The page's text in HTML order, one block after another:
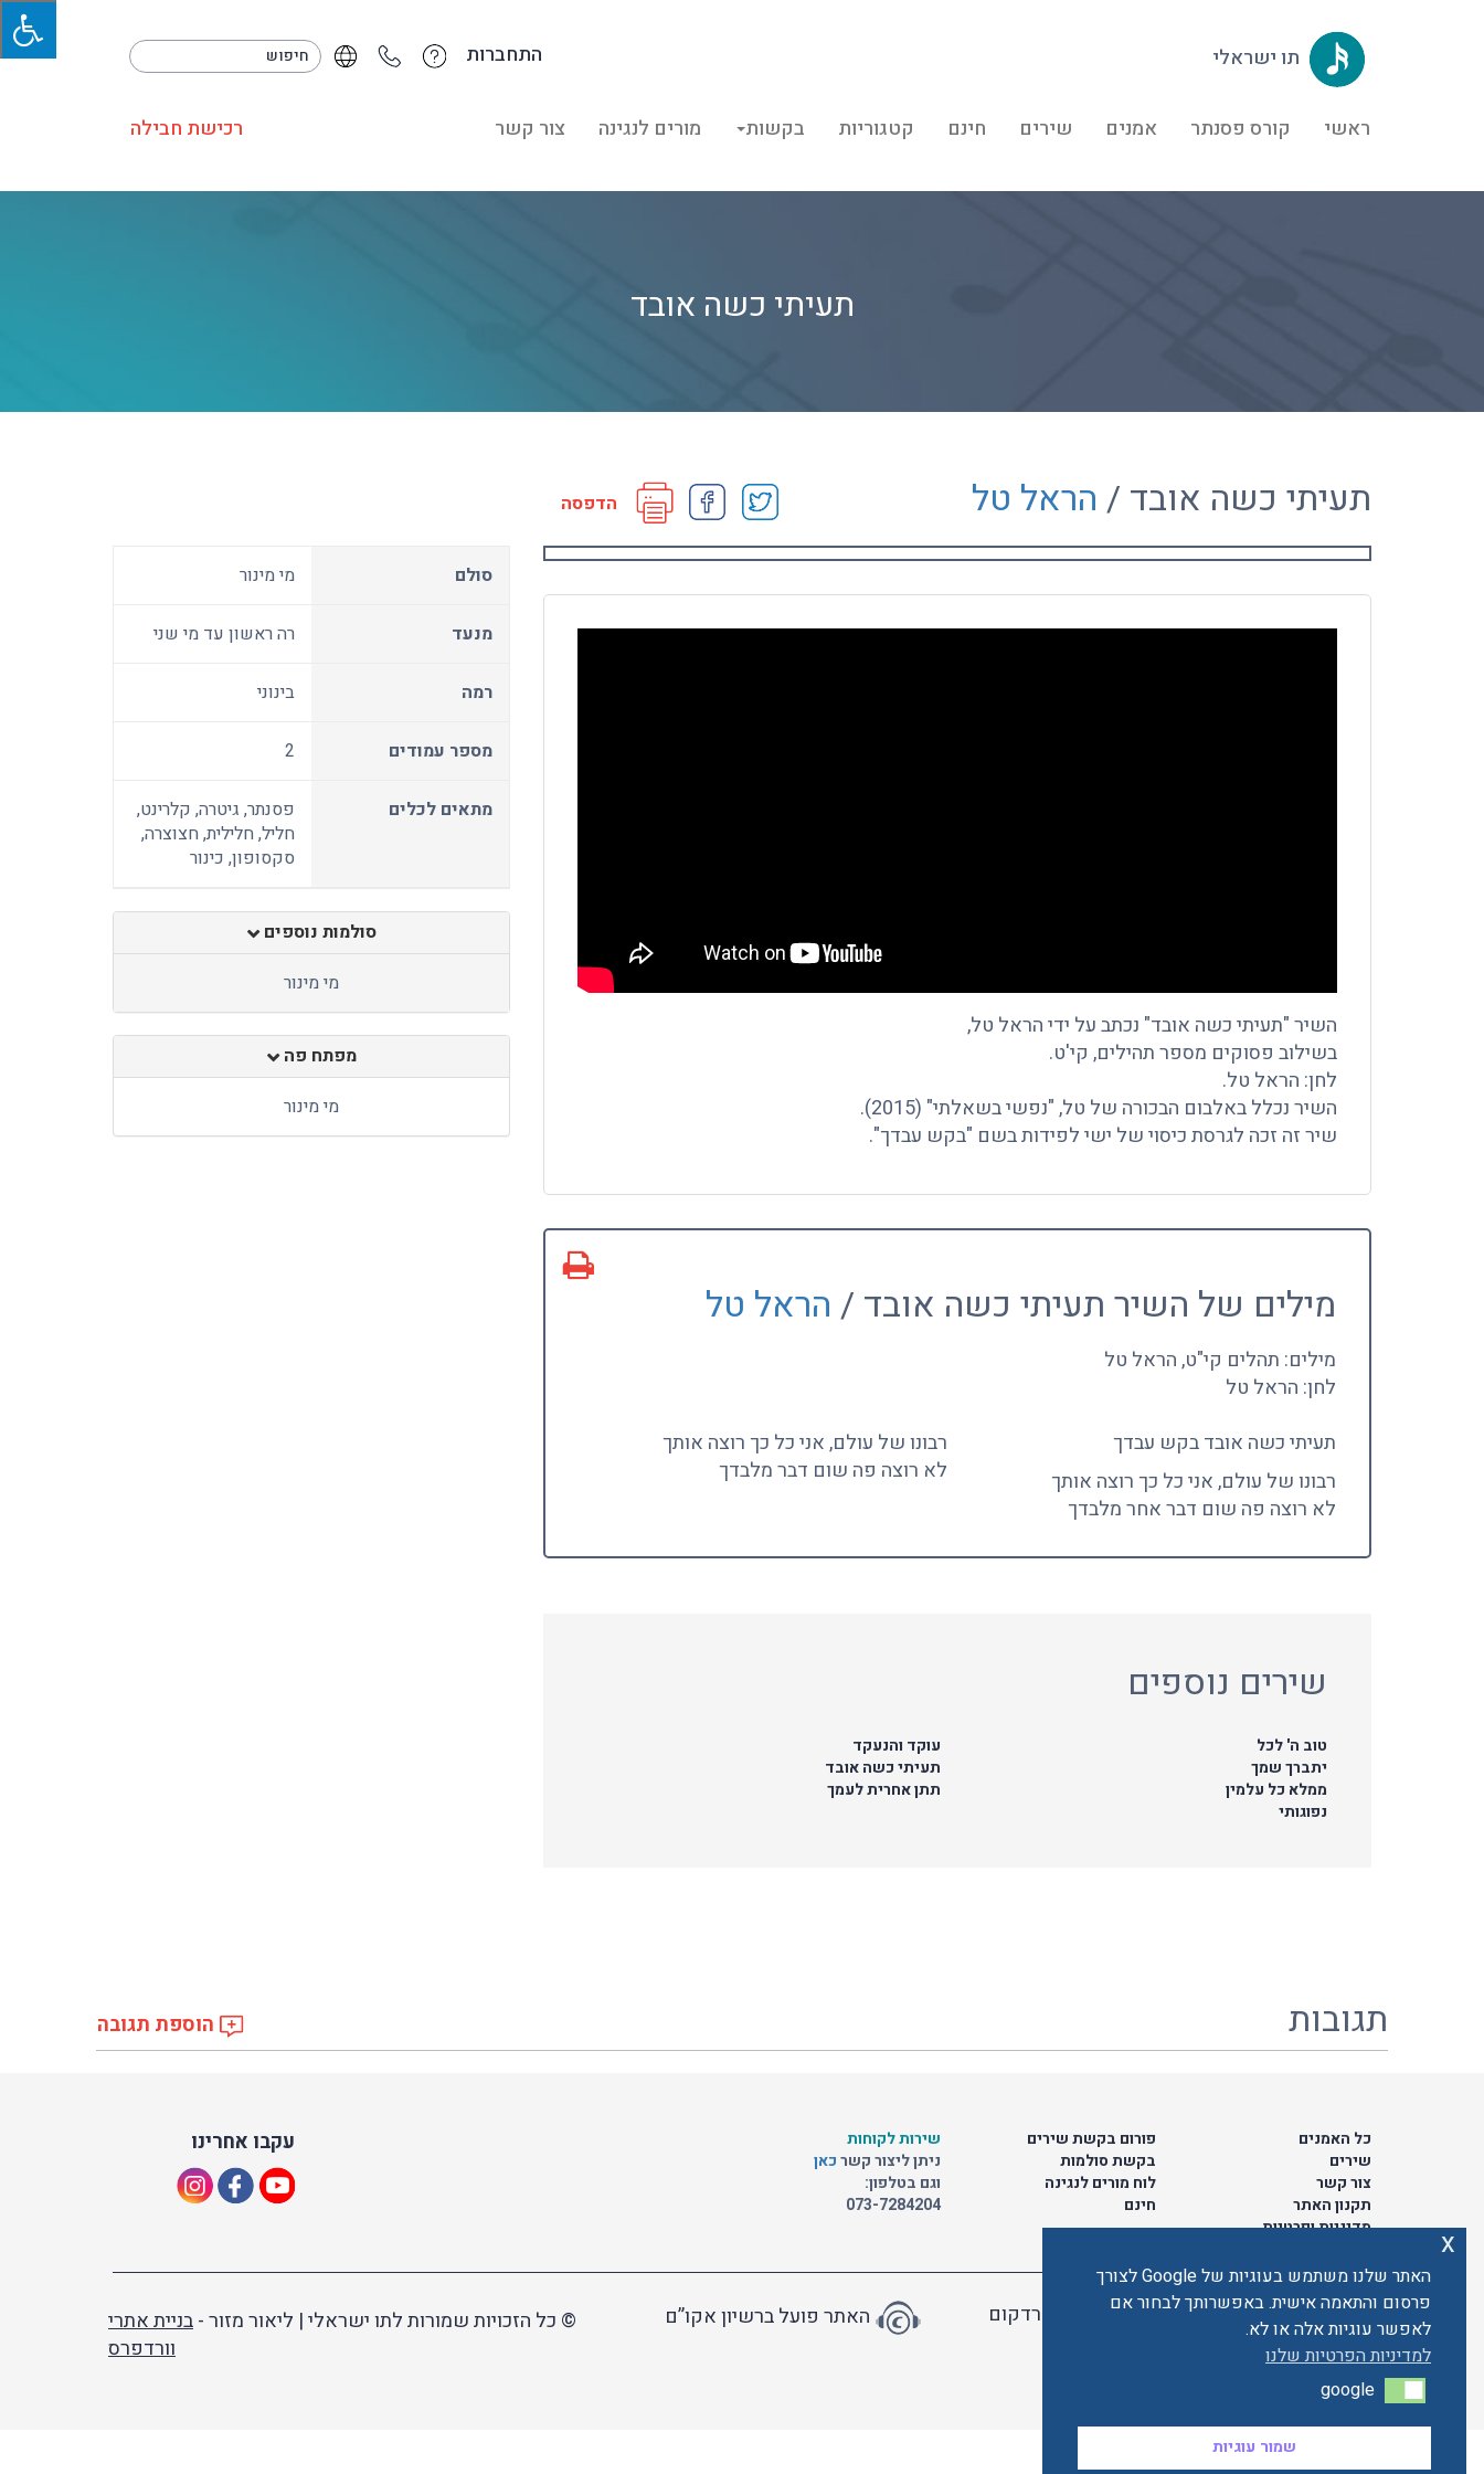
התחברות תו ישראלי
ראשי קורס פסנתר אמנים שירים חינם קטגוריות בקשות מורים לנגינה צור קשר רכישת חבילה
תעיתי כשה אובד
תעיתי כשה אובד / הראל טל הדפסה
סולם מי מינור
מנעד רה ראשון עד מי שני
רמה בינוני
מספר עמודים 2
מתאים לכלים
פסנתר, גיטרה, קלרינט,
חליל, חלילית, חצוצרה,
סקסופון, כינור
סולמות נוספים
מי מינור
מפתח פה
מי מינור
השיר "תעיתי כשה אובד" נכתב על ידי הראל טל,
בשילוב פסוקים מספר תהילים, קי'ט.
לחן: הראל טל.
השיר נכלל באלבום הבכורה של טל, "נפשי בשאלתי" (2015).
שיר זה זכה לגרסת כיסוי של ישי לפידות בשם "בקש עבדך".
מילים של השיר תעיתי כשה אובד / הראל טל
מילים: תהלים קי"ט, הראל טל
לחן: הראל טל
תעיתי כשה אובד בקש עבדך
רבונו של עולם, אני כל כך רוצה אותך
לא רוצה פה שום דבר אחר מלבדך
רבונו של עולם, אני כל כך רוצה אותך
לא רוצה פה שום דבר מלבדך
שירים נוספים
עוקד והנעקד
תעיתי כשה אובד
תתן אחרית לעמך
טוב ה' לכל
יתברך שמך
ממלא כל עלמין
נפוגותי
תגובות הוספת תגובה
עקבו אחרינו
שירות לקוחות
ניתן ליצור קשרכאן
וגם בטלפון:
073-7284204
פורום בקשת שירים
בקשת סולמות
לוח מורים לנגינה
חינם
כל האמנים
שירים
צור קשר
תקנון האתר
מדיניות ופרטיות
© כל הזכויות שמורות לתו ישראלי | ליאור מזור -בניית אתרי
וורדפרס
האתר פועל ברשיון אקו”ם האתר מאובטח ע"י קארדקום
האתר שלנו משתמש בעוגיות של Google לצורך
פרסום והתאמה אישית. באפשרותך לבחור אם
לאפשר עוגיות אלה או לא.
למדיניות הפרטיות שלנו
google
google
שמור עוגיות
x